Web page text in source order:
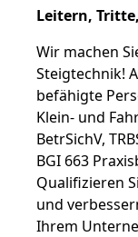
Leitern,
Wir machen
Steigtechnik!
befähigte
Klein- und
BetrSichV,
BGI 663
Qualifizieren
und
Ihrem